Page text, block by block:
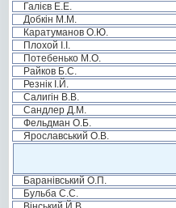
Галієв Е.Е.
Добкін М.М.
Каратуманов О.Ю.
Плохой І.І.
Потебенько М.О.
Райков Б.С.
Резнік І.Й.
Салигін В.В.
Сандлер Д.М.
Фельдман О.Б.
Ярославський О.В.
Баранівський О.П.
Бульба С.С.